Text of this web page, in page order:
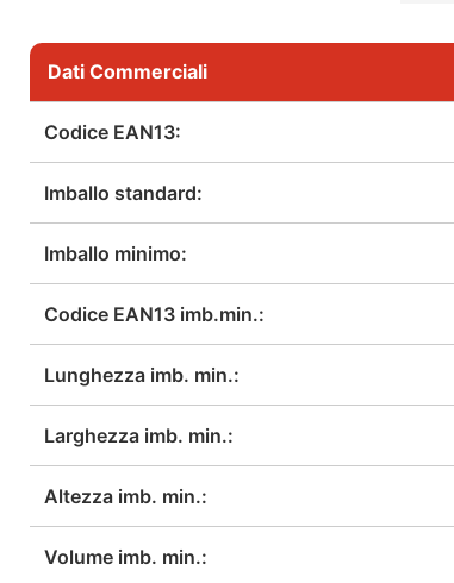
Dati Commerciali
Codice EAN13:
Imballo standard:
Imballo minimo:
Codice EAN13 imb.min.:
Lunghezza imb. min.:
Larghezza imb. min.:
Altezza imb. min.:
Volume imb. min.: